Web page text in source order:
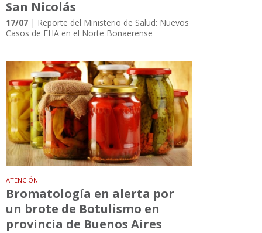
San Nicolás
17/07 | Reporte del Ministerio de Salud: Nuevos
Casos de FHA en el Norte Bonaerense
ATENCIÓN
Bromatología en alerta por
un brote de Botulismo en
provincia de Buenos Aires